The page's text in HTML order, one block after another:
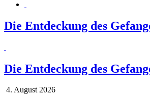
Die Entdeckung des
Die Entdeckung des
4. August 2026